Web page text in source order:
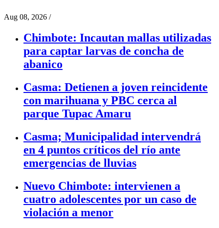
Aug 08, 2026 /
Chimbote: Incautan mallas utilizadas
para captar larvas de concha de
abanico
Casma: Detienen a joven reincidente
con marihuana y PBC cerca al
parque Tupac Amaru
Casma; Municipalidad intervendrá
en 4 puntos críticos del río ante
emergencias de lluvias
Nuevo Chimbote: intervienen a
cuatro adolescentes por un caso de
violación a menor